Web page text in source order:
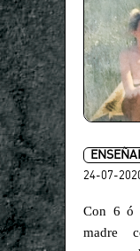
24-07-
Con 6 ó
madre